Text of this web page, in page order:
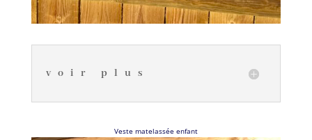
voir plus
Veste matelassée enfant